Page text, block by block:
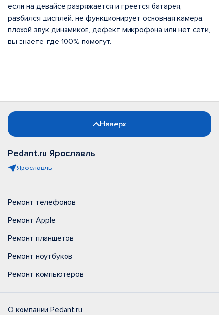
если на девайсе разряжается и греется батарея,
разбился дисплей, не функционирует основная камера,
плохой звук динамиков, дефект микрофона или нет сети,
вы знаете, где 100% помогут.
Наверх
Pedant.ru Ярославль
Ярославль
Ремонт телефонов
Ремонт Apple
Ремонт планшетов
Ремонт ноутбуков
Ремонт компьютеров
О компании Pedant.ru